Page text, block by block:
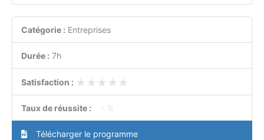
Catégorie : Entreprises
Durée : 7h
Satisfaction : ★★★★★
★★★★★
Taux de réussite : - %
Télécharger le programme